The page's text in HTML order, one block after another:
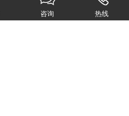
咨询 热线